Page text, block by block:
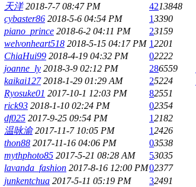
天洋 2018-7-7 08:47 PM 4213848
cybaster86 2018-5-6 04:54 PM 13390
piano_prince 2018-6-2 04:11 PM 23159
welvonheart518 2018-5-15 04:17 PM 12201
ChiaHui99 2018-4-19 04:32 PM 02222
joanne_ly 2018-3-9 02:12 PM 286559
kaikai127 2018-1-29 01:29 AM 25224
Ryosuke01 2017-10-1 12:03 PM 82551
rick93 2018-1-10 02:24 PM 02354
df025 2017-9-25 09:54 PM 12182
温咏渝 2017-11-7 10:05 PM 12426
thon88 2017-11-16 04:06 PM 03538
mythphoto85 2017-5-21 08:28 AM 53035
lavanda_fashion 2017-8-16 12:00 PM02377
junkentchua 2017-5-11 05:19 PM 32491